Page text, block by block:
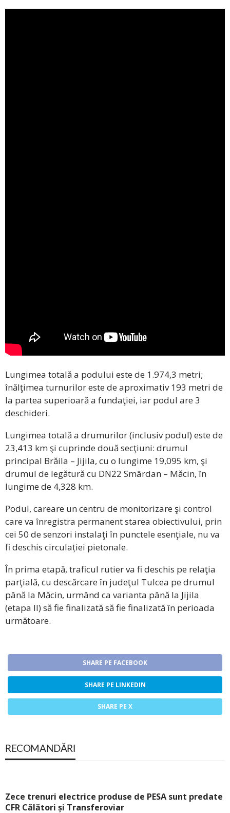
Lungimea totală a podului este de 1.974,3 metri;
înălţimea turnurilor este de aproximativ 193 metri de
la partea superioară a fundaţiei, iar podul are 3
deschideri.
Lungimea totală a drumurilor (inclusiv podul) este de
23,413 km şi cuprinde două secţiuni: drumul
principal Brăila – Jijila, cu o lungime 19,095 km, şi
drumul de legătură cu DN22 Smârdan – Măcin, în
lungime de 4,328 km.
Podul, careare un centru de monitorizare şi control
care va înregistra permanent starea obiectivului, prin
cei 50 de senzori instalaţi în punctele esenţiale, nu va
fi deschis circulației pietonale.
În prima etapă, traficul rutier va fi deschis pe relaţia
parţială, cu descărcare în judeţul Tulcea pe drumul
până la Măcin, urmând ca varianta până la Jijila
(etapa II) să fie finalizată să fie finalizată în perioada
următoare.
SHARE PE FACEBOOK
SHARE PE LINKEDIN
SHARE PE X
RECOMANDĂRI
Zece trenuri electrice produse de PESA sunt predate
CFR Călători și Transferoviar